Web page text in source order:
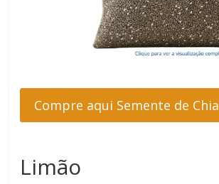
Compre aqui Semente de Chia
Limão